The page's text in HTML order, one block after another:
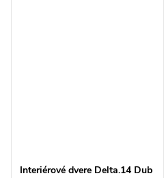
Interiérové dvere Delta.14 Dub